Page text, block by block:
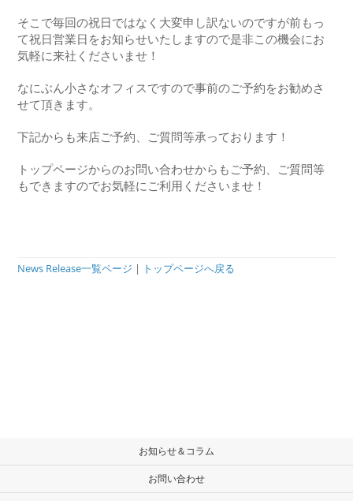
そこで毎回の祝日ではなく大変申し訳ないのですが前もっ
て祝日営業日をお知らせいたしますので是非この機会にお
気軽に来社くださいませ！
なにぶん小さなオフィスですので事前のご予約をお勧めさ
せて頂きます。
下記からも来店ご予約、ご質問等承っております！
トップページからのお問い合わせからもご予約、ご質問等
もできますのでお気軽にご利用くださいませ！
News Release一覧ページ | トップページへ戻る
お知らせ＆コラム
お問い合わせ